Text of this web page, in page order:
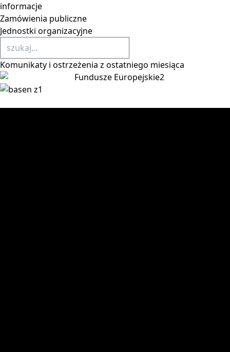
informacje
Zamówienia publiczne
Jednostki organizacyjne
Komunikaty i ostrzeżenia z ostatniego miesiąca